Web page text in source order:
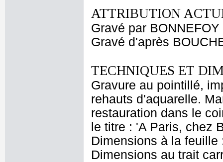
ATTRIBUTION
Gravé par
Gravé d'après
TECHNIQUES ET
Gravure au pointillé,
rehauts d'aquarelle.
restauration dans le
le titre : 'A Paris, chez
Dimensions à la
Dimensions au trait